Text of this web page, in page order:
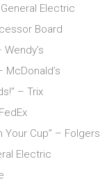
Electric
Board
McDonald’s
– Trix
Your Cup” – Folgers
Electric